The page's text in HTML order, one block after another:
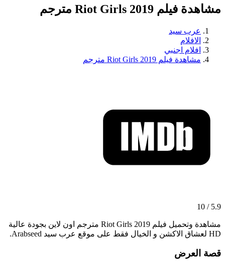
مشاهدة فيلم Riot Girls 2019 مترجم
عرب سيد
الافلام
افلام اجنبي
مشاهدة فيلم Riot Girls 2019 مترجم
5.9 / 10
مشاهدة وتحميل فيلم Riot Girls 2019 مترجم اون لاين بجودة عالية
HD لعشاق الاكشن و الخيال فقط على موقع عرب سيد Arabseed.
قصة العرض